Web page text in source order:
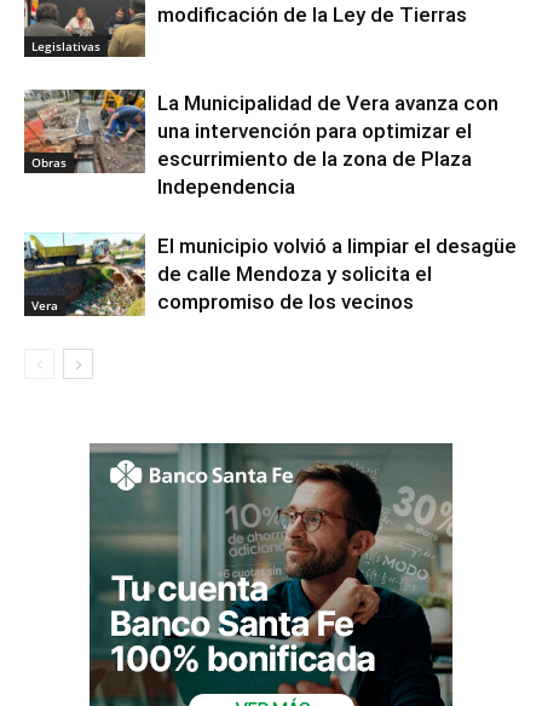
Legislativas
modificación de la Ley de Tierras
Obras
La Municipalidad de Vera avanza con
una intervención para optimizar el
escurrimiento de la zona de Plaza
Independencia
Vera
El municipio volvió a limpiar el desagüe
de calle Mendoza y solicita el
compromiso de los vecinos